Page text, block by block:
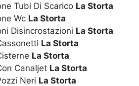
Tubi Di Scarico La Storta
Wc La Storta
Disincrostazioni La Storta
La Storta
La Storta
Canaljet La Storta
Neri La Storta